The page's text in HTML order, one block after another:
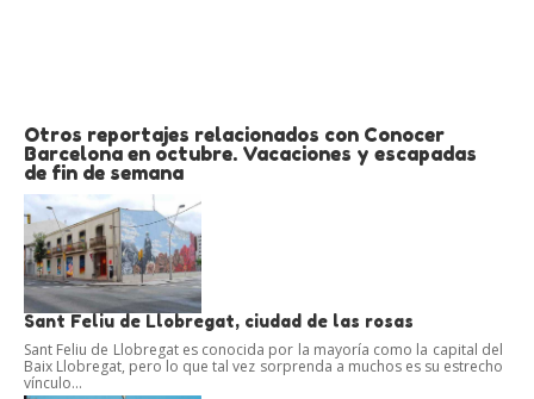
Otros reportajes relacionados con Conocer
Barcelona en octubre. Vacaciones y escapadas
de fin de semana
Sant Feliu de Llobregat, ciudad de las rosas
Sant Feliu de Llobregat es conocida por la mayoría como la capital del
Baix Llobregat, pero lo que tal vez sorprenda a muchos es su estrecho
vínculo...